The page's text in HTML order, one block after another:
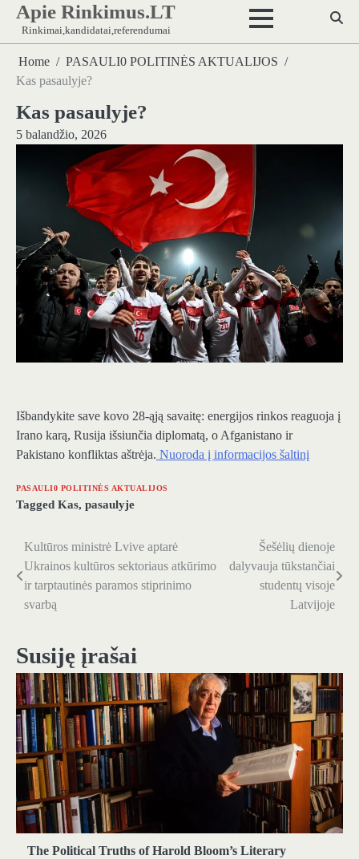
Skip
content
Apie Rinkimus.LT
Rinkimai,kandidatai,referendumai
Home
PASAULI0 POLITINĖS AKTUALIJOS
Kas pasaulyje?
Kas pasaulyje?
5 balandžio, 2026
Išbandykite save kovo 28-ąją savaitę: energijos rinkos reaguoja į
Irano karą, Rusija išsiunčia diplomatą, o Afganistano ir
Pakistano konfliktas aštrėja. Nuoroda į informacijos šaltinį
PASAULI0 POLITINĖS AKTUALIJOS
Tagged Kas, pasaulyje
Navigacija
tarp
įrašų
Kultūros ministrė Lvive aptarė
Ukrainos kultūros sektoriaus atkūrimo
ir tarptautinės paramos stiprinimo
svarbą
Šešėlių dienoje
dalyvauja tūkstančiai
studentų visoje
Latvijoje
Susiję įrašai
The Political Truths of Harold Bloom’s Literary